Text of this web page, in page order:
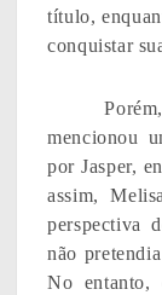
título,
conquistar
mencionou
por Jasper,
assim,
perspectiva
não
No